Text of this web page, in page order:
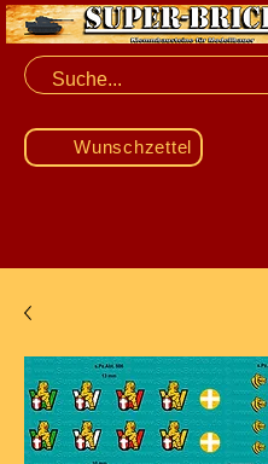
Wunschzettel